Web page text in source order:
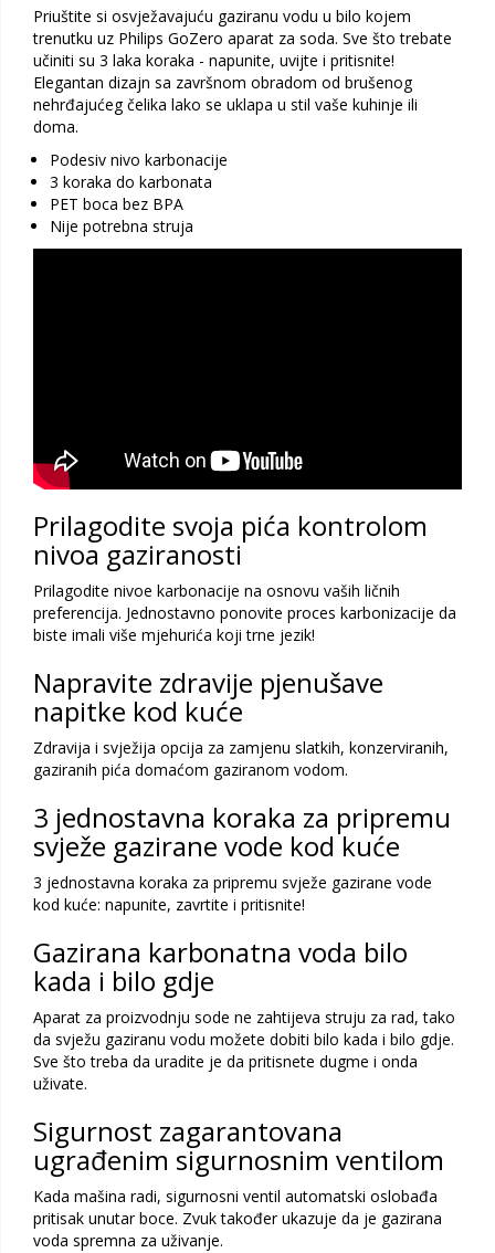
Priuštite si osvježavajuću gaziranu vodu u bilo kojem
trenutku uz Philips GoZero aparat za soda. Sve što trebate
učiniti su 3 laka koraka - napunite, uvijte i pritisnite!
Elegantan dizajn sa završnom obradom od brušenog
nehrđajućeg čelika lako se uklapa u stil vaše kuhinje ili
doma.
Podesiv nivo karbonacije
3 koraka do karbonata
PET boca bez BPA
Nije potrebna struja
Prilagodite svoja pića kontrolom
nivoa gaziranosti
Prilagodite nivoe karbonacije na osnovu vaših ličnih
preferencija. Jednostavno ponovite proces karbonizacije da
biste imali više mjehurića koji trne jezik!
Napravite zdravije pjenušave
napitke kod kuće
Zdravija i svježija opcija za zamjenu slatkih, konzerviranih,
gaziranih pića domaćom gaziranom vodom.
3 jednostavna koraka za pripremu
svježe gazirane vode kod kuće
3 jednostavna koraka za pripremu svježe gazirane vode
kod kuće: napunite, zavrtite i pritisnite!
Gazirana karbonatna voda bilo
kada i bilo gdje
Aparat za proizvodnju sode ne zahtijeva struju za rad, tako
da svježu gaziranu vodu možete dobiti bilo kada i bilo gdje.
Sve što treba da uradite je da pritisnete dugme i onda
uživate.
Sigurnost zagarantovana
ugrađenim sigurnosnim ventilom
Kada mašina radi, sigurnosni ventil automatski oslobađa
pritisak unutar boce. Zvuk također ukazuje da je gazirana
voda spremna za uživanje.